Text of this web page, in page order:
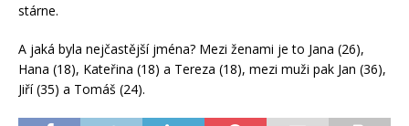
stárne.
A jaká byla nejčastější jména? Mezi ženami je to Jana (26),
Hana (18), Kateřina (18) a Tereza (18), mezi muži pak Jan (36),
Jiří (35) a Tomáš (24).